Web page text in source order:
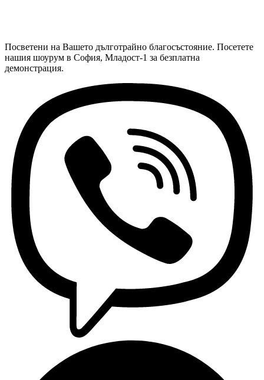
Посветени на Вашето дълготрайно благосъстояние. Посетете
нашия шоурум в София, Младост-1 за безплатна
демонстрация.